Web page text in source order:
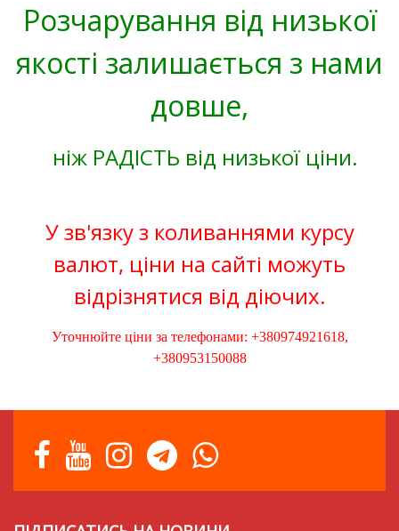
Розчарування від низької
якості залишається з нами
довше,
ніж РАДІСТЬ від низької ціни.
У зв'язку з коливаннями курсу
валют, ціни на сайті можуть
відрізнятися від діючих.
Уточнюйте ціни за телефонами: +380974921618,
+380953150088